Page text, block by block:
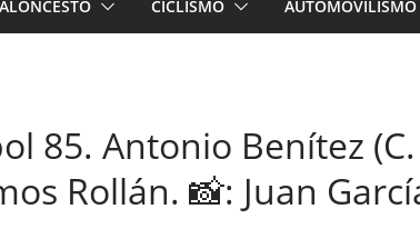
CICLISMO AUTOMOVILISMO
85. Antonio Benítez
Rollán. 📸: Juan